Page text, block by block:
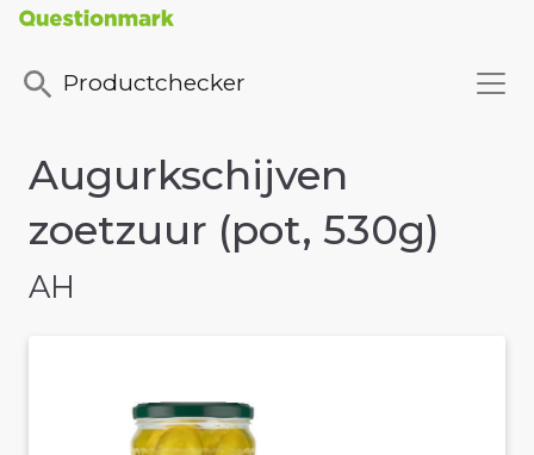
Productchecker
Augurkschijven
zoetzuur (pot, 530g)
AH